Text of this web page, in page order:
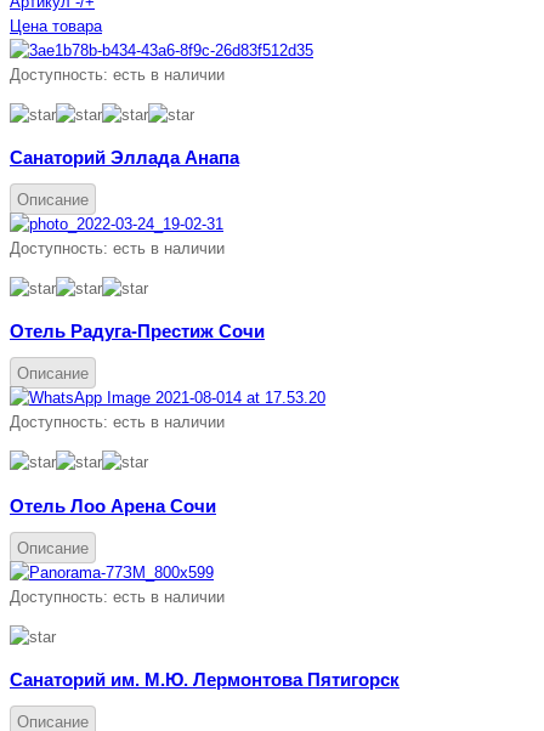
Цена товара
Доступность: есть в наличии
Санаторий Эллада Анапа
Описание
Доступность: есть в наличии
Отель Радуга-Престиж Сочи
Описание
Доступность: есть в наличии
Отель Лоо Арена Сочи
Описание
Доступность: есть в наличии
Санаторий им. М.Ю. Лермонтова Пятигорск
Описание